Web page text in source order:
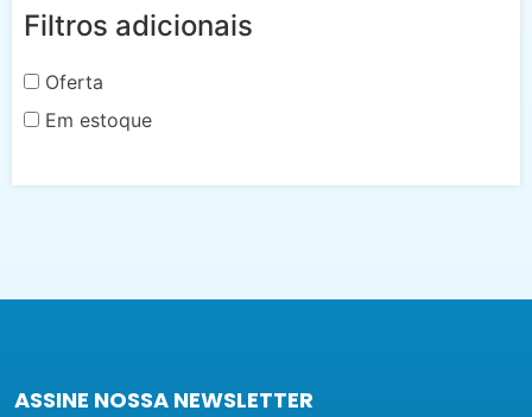
Filtros adicionais
Oferta
Em estoque
ASSINE NOSSA NEWSLETTER